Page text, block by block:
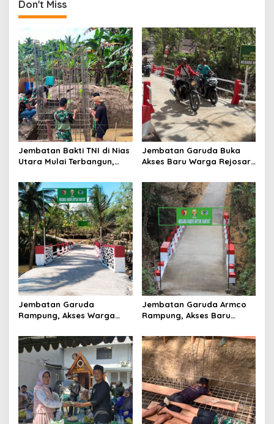
a
v
i
g
a
t
i
o
n
Don't Miss
Jembatan Bakti TNI di Nias
Utara Mulai Terbangun,
Pulih
Jembatan Garuda Buka
Akses Baru Warga Rejosari,
Hasil Panen Kian Lancar
Jembatan Garuda
Rampung, Akses Warga
Pertanian Kian Lancar
Jembatan Garuda Armco
Rampung, Akses Baru
Dongkrak Mobilitas dan
Ekonomi Warga